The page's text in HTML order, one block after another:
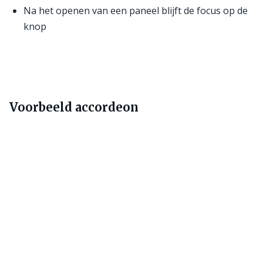
Na het openen van een paneel blijft de focus op de
knop
Voorbeeld accordeon